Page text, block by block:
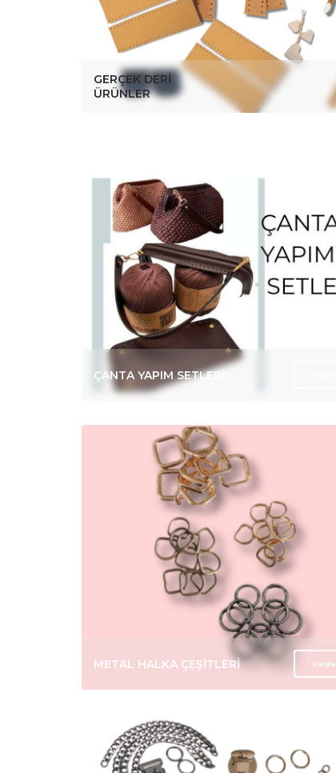
ZİNCİR SETLERİ
POLYESTER KOLON ÇANTA SAPLARI
En Çok Satanlar